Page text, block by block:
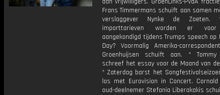
Frans Timmermans schuift aan samen
verslaggever Nynke de Zoeten.
importtarieven worden er voor
aangekondigd tijdens Trumps speech op
Day? Voormalig Amerika-
Groenhuijsen schuift aan. * Tommy
schreef het essay voor de Maand van
* Zaterdag barst het
los met Eurovision in Concert.
oud-deelnemer Stefania Liberakakis